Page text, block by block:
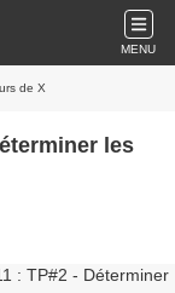
MENU
de X
les